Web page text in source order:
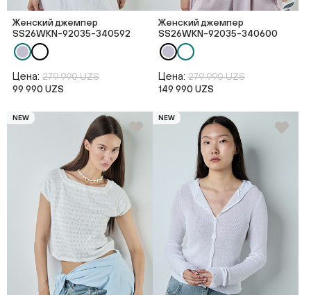
Женский джемпер
SS26WKN-92035-340592
Цена: 279 990 UZS
99 990 UZS
Женский джемпер
SS26WKN-92035-340600
Цена: 279 990 UZS
149 990 UZS
NEW NEW